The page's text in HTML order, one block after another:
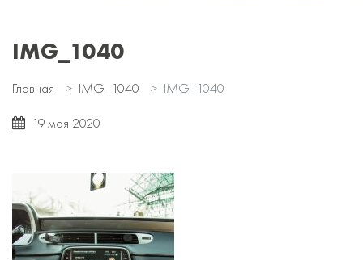
IMG_1040
Главная IMG_1040
IMG_1040
19 мая 2020